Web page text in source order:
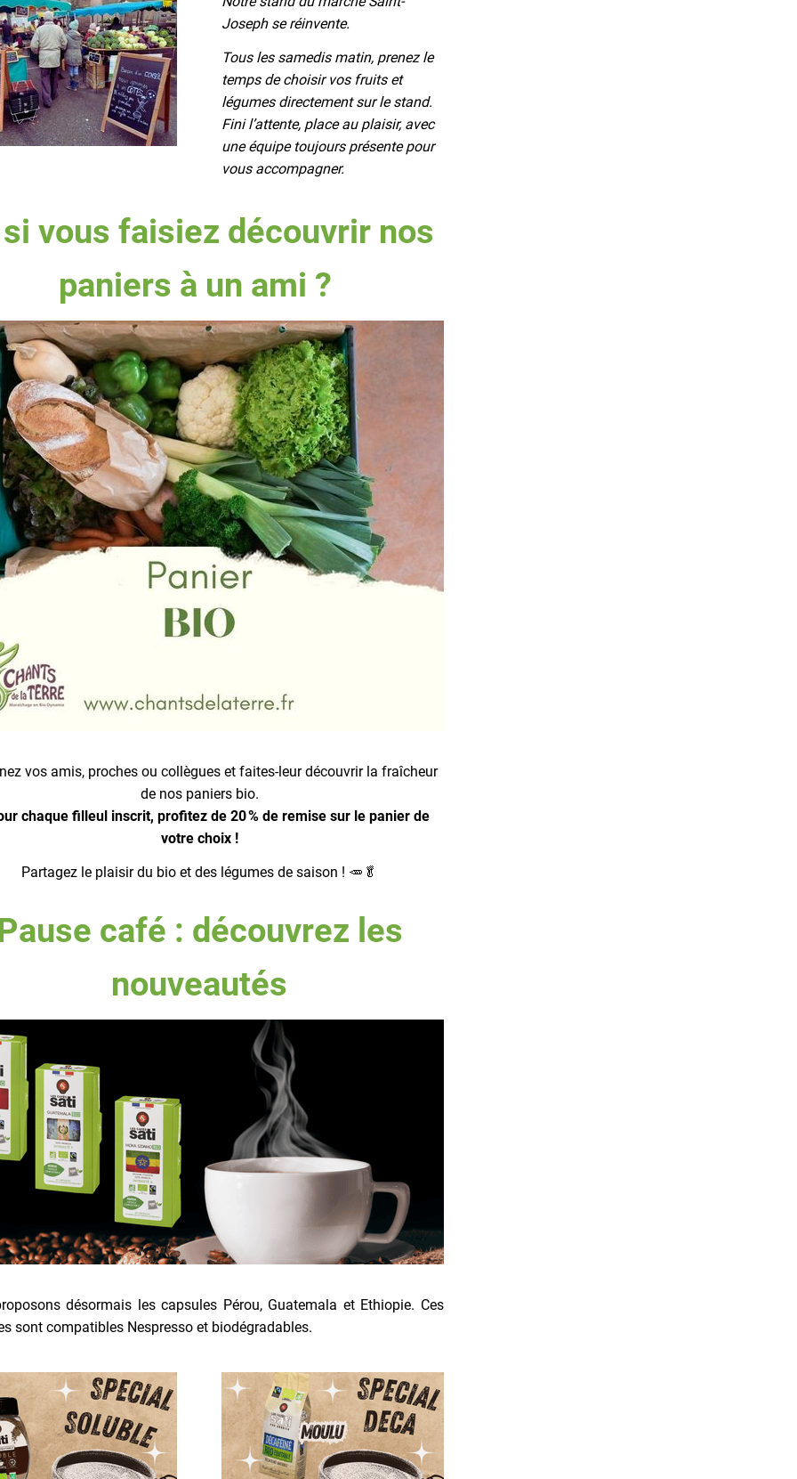
Joseph se réinvente.
Tous les samedis matin, prenez le
temps de choisir vos fruits et
légumes directement sur le stand.
Fini l’attente, place au plaisir, avec
une équipe toujours présente pour
vous accompagner.
vous faisiez découvrir nos
paniers à un ami ?
vos amis, proches ou collègues et faites-leur découvrir la fraîcheur
de nos paniers bio.
chaque filleul inscrit, profitez de 20 % de remise sur le panier de
votre choix !
Partagez le plaisir du bio et des légumes de saison ! 🥕🥬
café : découvrez les
nouveautés
désormais les capsules Pérou, Guatemala et Ethiopie. Ces
sont compatibles Nespresso et biodégradables.